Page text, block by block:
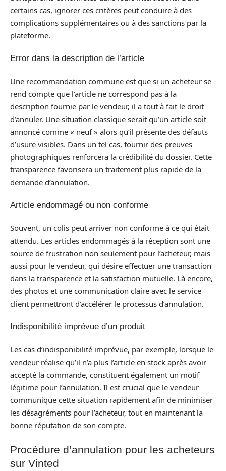
certains cas, ignorer ces critères peut conduire à des
complications supplémentaires ou à des sanctions par la
plateforme.
Error dans la description de l’article
Une recommandation commune est que si un acheteur se
rend compte que l’article ne correspond pas à la
description fournie par le vendeur, il a tout à fait le droit
d’annuler. Une situation classique serait qu’un article soit
annoncé comme « neuf » alors qu’il présente des défauts
d’usure visibles. Dans un tel cas, fournir des preuves
photographiques renforcera la crédibilité du dossier. Cette
transparence favorisera un traitement plus rapide de la
demande d’annulation.
Article endommagé ou non conforme
Souvent, un colis peut arriver non conforme à ce qui était
attendu. Les articles endommagés à la réception sont une
source de frustration non seulement pour l’acheteur, mais
aussi pour le vendeur, qui désire effectuer une transaction
dans la transparence et la satisfaction mutuelle. Là encore,
des photos et une communication claire avec le service
client permettront d’accélérer le processus d’annulation.
Indisponibilité imprévue d’un produit
Les cas d’indisponibilité imprévue, par exemple, lorsque le
vendeur réalise qu’il n’a plus l’article en stock après avoir
accepté la commande, constituent également un motif
légitime pour l’annulation. Il est crucial que le vendeur
communique cette situation rapidement afin de minimiser
les désagréments pour l’acheteur, tout en maintenant la
bonne réputation de son compte.
Procédure d’annulation pour les acheteurs
sur Vinted